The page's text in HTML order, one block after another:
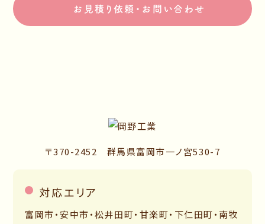
お見積り依頼・お問い合わせ
〒370-2452 群馬県富岡市一ノ宮530-7
対応エリア
富岡市・安中市・松井田町・甘楽町・下仁田町・南牧